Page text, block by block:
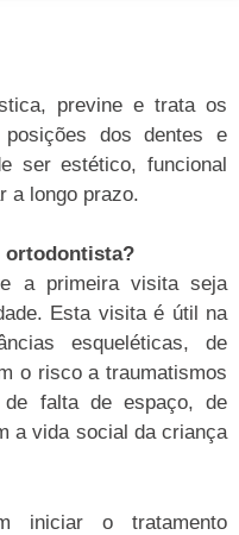
previne e trata os
dos dentes e
ser estético, funcional
a longo prazo.
ortodontista?
a primeira visita seja
Esta visita é útil na
esqueléticas, de
o risco a traumatismos
de falta de espaço, de
a vida social da criança
iniciar o tratamento